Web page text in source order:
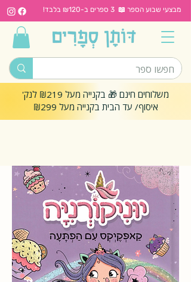
מבצעי שבוע הספר 📖 3 ספרים ב-₪120 בלבד!
משלוחים חינם 🎁 בקנייה מעל ₪219 לנק'
איסוף/ עד הבית בקנייה מעל ₪299